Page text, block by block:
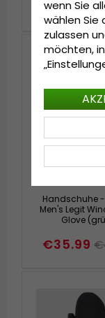
€67.99
Handschuhe
Men's Legit
Glove
€35.99
wenn Sie
wählen Sie
zulassen
möchten,